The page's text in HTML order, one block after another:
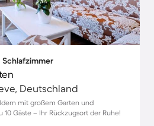
Schlafzimmer
Deutschland
mit großem Garten und
Gäste – Ihr Rückzugsort der Ruhe!